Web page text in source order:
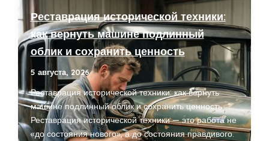
Реставрация исторической техники:
как вернуть машине подлинный
облик и сохранить ценность
5 августа, 2026
Реставрация исторической техники: как вернуть
машине подлинный облик и сохранить ценность
Реставрация исторической техники — это работа не
«до состояния нового», а до состояния правдивого.